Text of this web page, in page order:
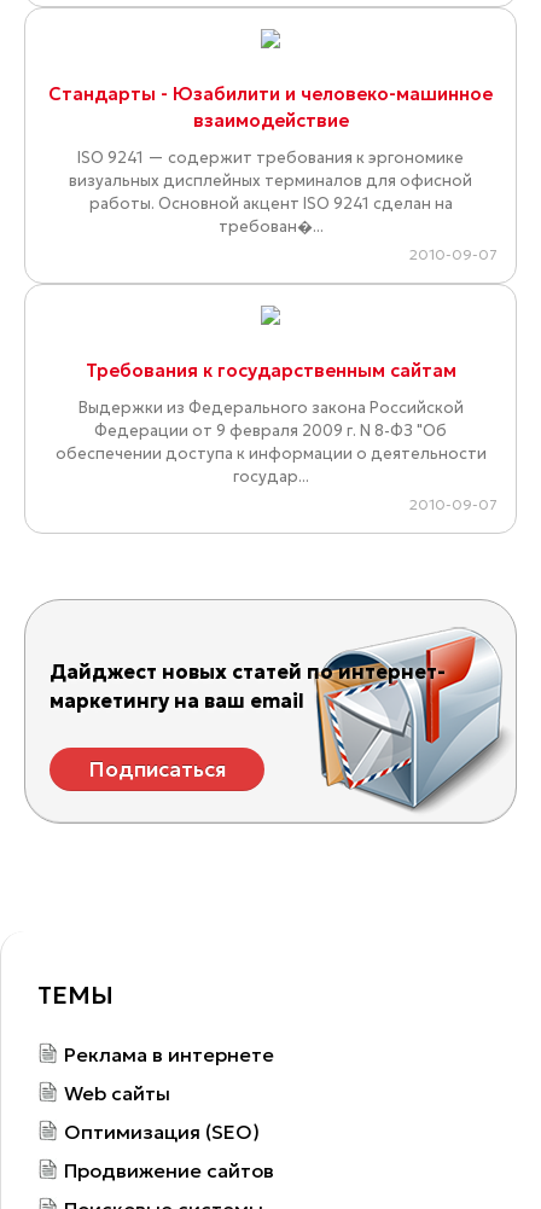
Стандарты - Юзабилити и человеко-машинное
взаимодействие
ISO 9241 — содержит требования к эргономике
визуальных дисплейных терминалов для офисной
работы. Основной акцент ISO 9241 сделан на
требован�...
2010-09-07
Требования к государственным сайтам
Выдержки из Федерального закона Российской
Федерации от 9 февраля 2009 г. N 8-ФЗ "Об
обеспечении доступа к информации о деятельности
государ...
2010-09-07
Дайджест новых статей по интернет-
маркетингу на ваш email
Подписаться
ТЕМЫ
Реклама в интернете
Web сайты
Оптимизация (SEO)
Продвижение сайтов